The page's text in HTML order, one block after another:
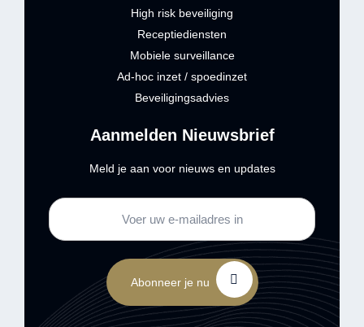
High risk beveiliging
Receptiediensten
Mobiele surveillance
Ad-hoc inzet / spoedinzet
Beveiligingsadvies
Aanmelden Nieuwsbrief
Meld je aan voor nieuws en updates
Abonneer je nu